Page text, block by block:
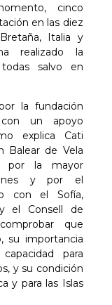
cinco
en las diez
Bretaña, Italia y
realizado la
salvo en
la fundación
un apoyo
explica Cati
Balear de Vela
por la mayor
y por el
con el Sofía,
el Consell de
que
su importancia
para
y su condición
y para las Islas